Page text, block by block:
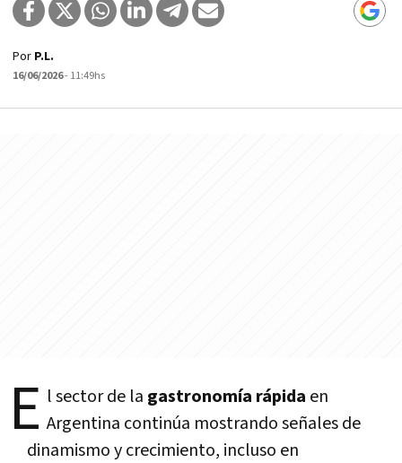
Por P.L.
16/06/2026- 11:49hs
E l sector de la gastronomía rápida en
Argentina continúa mostrando señales de
dinamismo y crecimiento, incluso en